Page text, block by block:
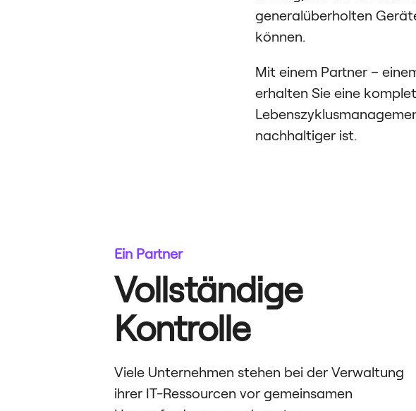
generalüberholten
können.
Mit einem Partner –
erhalten Sie eine
nachhaltiger ist.
Ein Partner
Vollständige
Kontrolle
Viele Unternehmen stehen bei der Verwaltung
ihrer IT-Ressourcen vor gemeinsamen